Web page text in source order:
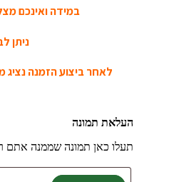
במידה ואינכם
ניתן
לאחר ביצוע הזמנה
העלאת תמונה
תעלו כאן תמונה שממנה אתם